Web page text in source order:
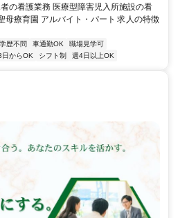
の看護業務 医療型障害児入所施設の看
母療育園 アルバイト・パート 求人の特徴
学歴不問 車通勤OK
職場見学可
日からOK シフト制 週4日以上OK